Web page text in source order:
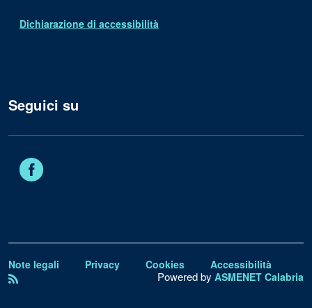
Dichiarazione di accessibilità
Seguici su
Note legali Privacy Cookies Accessibilità
Powered by ASMENET Calabria